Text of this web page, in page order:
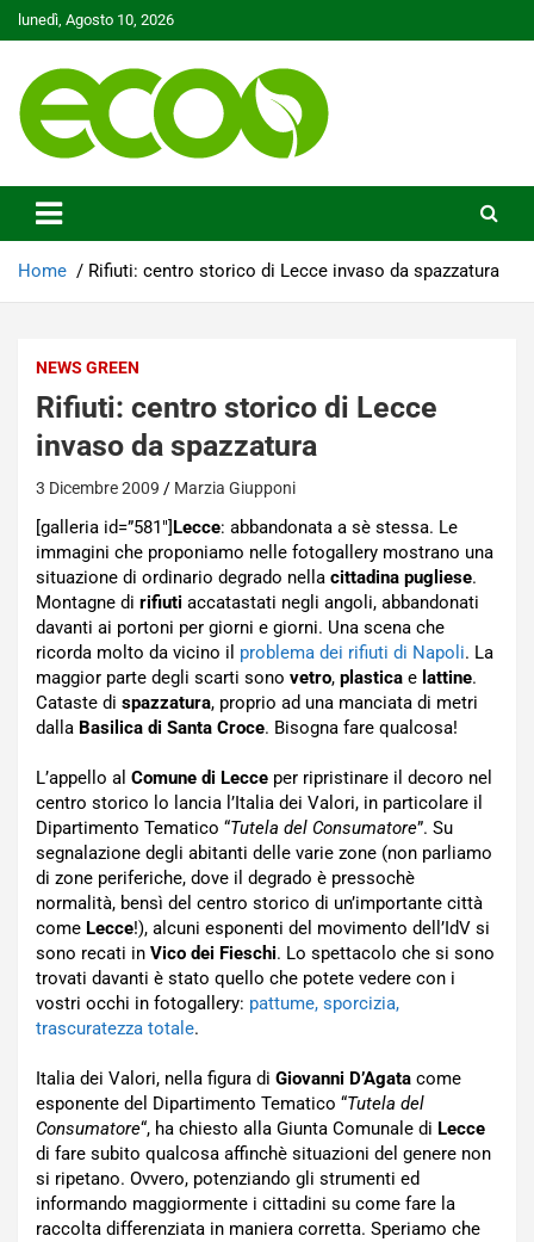
Skip
to
lunedì, Agosto 10, 2026
Ecoo.it
Home Rifiuti: centro storico di Lecce invaso da spazzatura
NEWS GREEN
Rifiuti: centro storico di Lecce
invaso da spazzatura
3 Dicembre 2009 Marzia Giupponi
[galleria id=”581″]Lecce: abbandonata a sè stessa. Le
immagini che proponiamo nelle fotogallery mostrano una
situazione di ordinario degrado nella cittadina pugliese.
Montagne di rifiuti accatastati negli angoli, abbandonati
davanti ai portoni per giorni e giorni. Una scena che
ricorda molto da vicino il problema dei rifiuti di Napoli. La
maggior parte degli scarti sono vetro, plastica e lattine.
Cataste di spazzatura, proprio ad una manciata di metri
dalla Basilica di Santa Croce. Bisogna fare qualcosa!
L’appello al Comune di Lecce per ripristinare il decoro nel
centro storico lo lancia l’Italia dei Valori, in particolare il
Dipartimento Tematico “Tutela del Consumatore”. Su
segnalazione degli abitanti delle varie zone (non parliamo
di zone periferiche, dove il degrado è pressochè
normalità, bensì del centro storico di un’importante città
come Lecce!), alcuni esponenti del movimento dell’IdV si
sono recati in Vico dei Fieschi. Lo spettacolo che si sono
trovati davanti è stato quello che potete vedere con i
vostri occhi in fotogallery: pattume, sporcizia,
trascuratezza totale.
Italia dei Valori, nella figura di Giovanni D’Agata come
esponente del Dipartimento Tematico “Tutela del
Consumatore“, ha chiesto alla Giunta Comunale di Lecce
di fare subito qualcosa affinchè situazioni del genere non
si ripetano. Ovvero, potenziando gli strumenti ed
informando maggiormente i cittadini su come fare la
raccolta differenziata in maniera corretta. Speriamo che